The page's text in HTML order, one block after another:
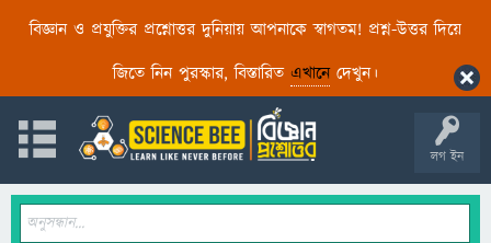
বিজ্ঞান ও প্রযুক্তির প্রশ্নোত্তর দুনিয়ায় আপনাকে স্বাগতম! প্রশ্ন-উত্তর দিয়ে
জিতে নিন পুরস্কার, বিস্তারিত এখানেদেখুন।
লগ ইন